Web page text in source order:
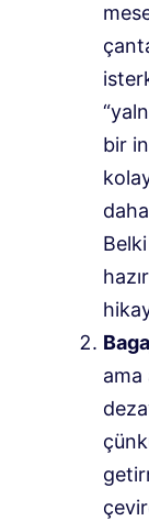
bir
ama